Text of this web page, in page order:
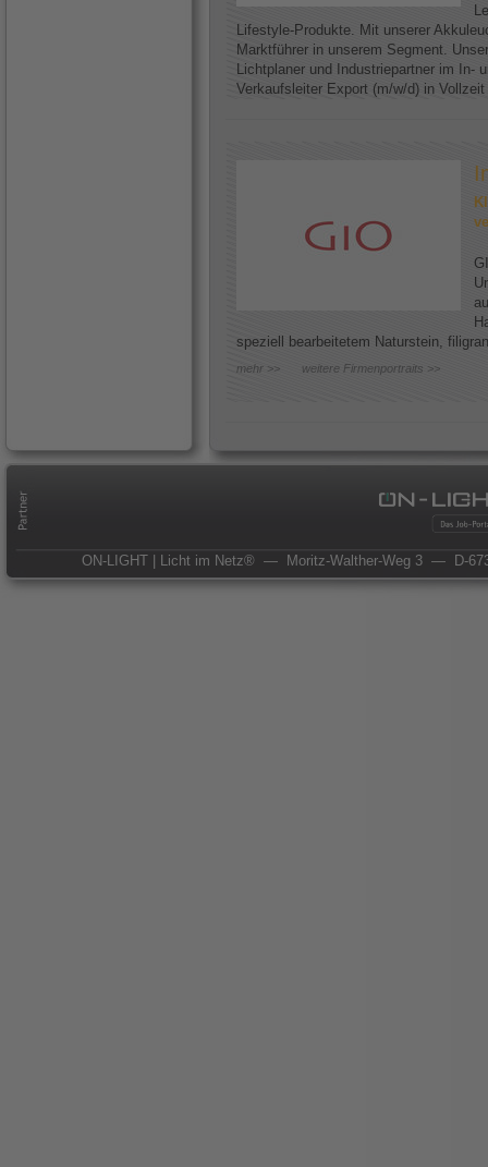
Lifestyle-Produkte. Mit unserer
Marktführer in unserem Segment.
Lichtplaner und Industriepartner im In-
Verkaufsleiter Export (m/w/d) in
speziell bearbeitetem Naturstein,
mehr >> weitere Firmenportraits >>
ON-LIGHT | Licht im Netz® — Moritz-Walther-Weg 3 — D-